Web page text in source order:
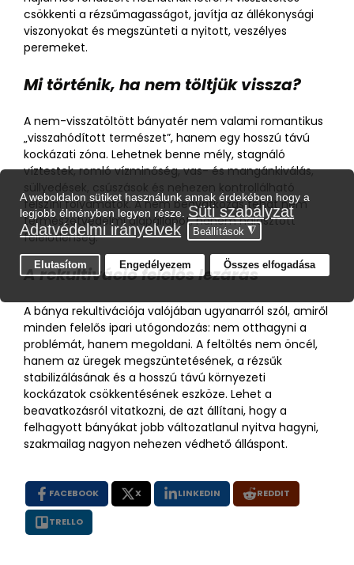
csökkenti a rézsűmagasságot, javítja az állékonysági
viszonyokat és megszünteti a nyitott, veszélyes
peremeket.
Mi történik, ha nem töltjük vissza?
A nem-visszatöltött bányatér nem valami romantikus
„visszahódított természet”, hanem egy hosszú távú
kockázati zóna. Lehetnek benne mély, stagnáló
víztestek, romló vízminőség, vas- és mangánkiválás,
süllyedések, csúszások és nehezen kontrollálható
felszíni folyamatok. A nem beavatkozás tehát nem
természetvédelmi alapállapot, hanem halasztott
felelőtlenség.
A rekultiváció felelős lezárás
A bánya rekultivációja valójában ugyanarról szól, amiről
minden felelős ipari utógondozás: nem otthagyni a
problémát, hanem megoldani. A feltöltés nem öncél,
hanem az üregek megszüntetésének, a rézsűk
stabilizálásának és a hosszú távú környezeti
kockázatok csökkentésének eszköze. Lehet a
beavatkozásról vitatkozni, de azt állítani, hogy a
felhagyott bányákat jobb változatlanul nyitva hagyni,
szakmailag nagyon nehezen védhető álláspont.
FACEBOOK X LINKEDIN REDDIT
TRELLO